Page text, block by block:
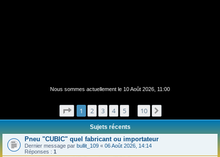
Nous sommes actuellement le 10 Août 2026, 11:00
Page sur10
1 2 3 4 5 10
Sujets récents
Pneu "CUBIC" quel fabricant ou importateur
Dernier message par bullit_109 « 06 Août 2026, 14:14
Réponses : 1